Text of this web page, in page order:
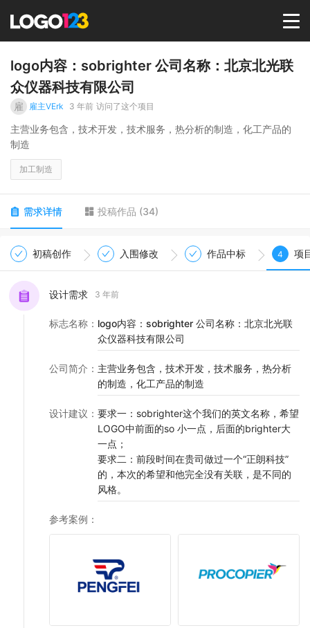
首页
选择套餐→
登录 / 注册
logo内容：sobrighter 公司名称：北京北光联
众仪器科技有限公司
雇 雇主VErk 3 年前 访问了这个项目
主营业务包含，技术开发，技术服务，热分析的制造，化工产品的
制造
加工制造
需求详情 投稿作品 (34)
初稿创作 入围修改 作品中标 4 项
设计需求 3 年前
标志名称 ： logo内容：sobrighter 公司名称：北京北光联
众仪器科技有限公司
公司简介 ： 主营业务包含，技术开发，技术服务，热分析
的制造，化工产品的制造
设计建议 ： 要求一：sobrighter这个我们的英文名称，希望
LOGO中前面的so 小一点，后面的brighter大
一点；
要求二：前段时间在贵司做过一个“正朗科技”
的，本次的希望和他完全没有关联，是不同的
风格。
参考案例 ：